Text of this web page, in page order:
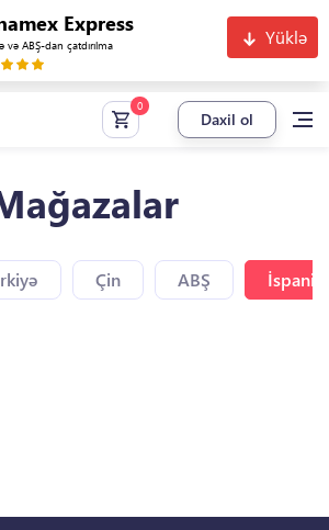
Express
və ABŞ-dan çatdırılma Yüklə
Daxil ol
Çin ABŞ